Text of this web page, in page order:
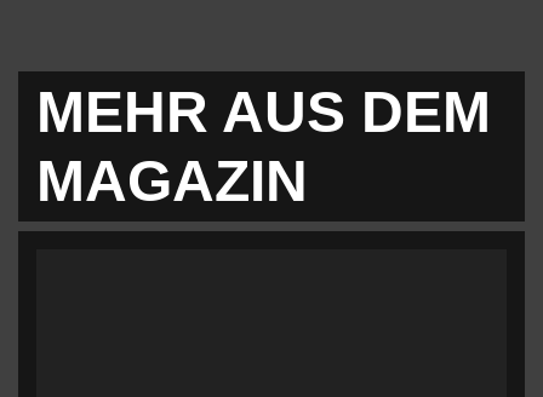
MEHR AUS DEM
MAGAZIN